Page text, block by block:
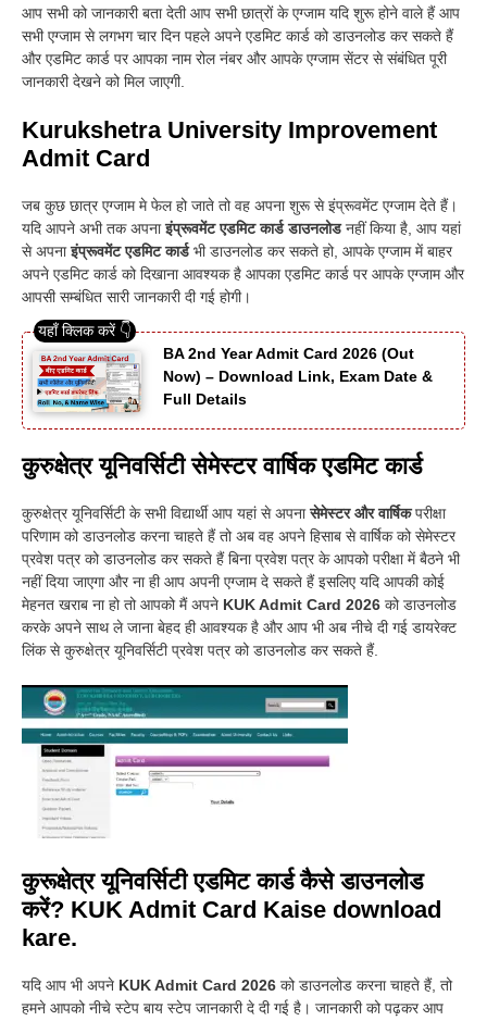
आप सभी को जानकारी बता देती आप सभी छात्रों के एग्जाम यदि शुरू होने वाले हैं आप
सभी एग्जाम से लगभग चार दिन पहले अपने एडमिट कार्ड को डाउनलोड कर सकते हैं
और एडमिट कार्ड पर आपका नाम रोल नंबर और आपके एग्जाम सेंटर से संबंधित पूरी
जानकारी देखने को मिल जाएगी.
Kurukshetra University Improvement
Admit Card
जब कुछ छात्र एग्जाम मे फेल हो जाते तो वह अपना शुरू से इंप्रूवमेंट एग्जाम देते हैं।
यदि आपने अभी तक अपनाइंप्रूवमेंट एडमिट कार्ड डाउनलोडनहीं किया है, आप यहां
से अपनाइंप्रूवमेंट एडमिट कार्डभी डाउनलोड कर सकते हो, आपके एग्जाम में बाहर
अपने एडमिट कार्ड को दिखाना आवश्यक है आपका एडमिट कार्ड पर आपके एग्जाम और
आपसी सम्बंधित सारी जानकारी दी गई होगी।
BA 2nd Year Admit Card 2026 (Out
Now) – Download Link, Exam Date &
Full Details
कुरुक्षेत्रयूनिवर्सिटी सेमेस्टर वार्षिक एडमिट कार्ड
कुरुक्षेत्र यूनिवर्सिटी के सभी विद्यार्थी आप यहां से अपनासेमेस्टर और वार्षिकपरीक्षा
परिणाम को डाउनलोड करना चाहते हैं तो अब वह अपने हिसाब से वार्षिक को सेमेस्टर
प्रवेश पत्र को डाउनलोड कर सकते हैं बिना प्रवेश पत्र के आपको परीक्षा में बैठने भी
नहीं दिया जाएगा और ना ही आप अपनी एग्जाम दे सकते हैं इसलिए यदि आपकी कोई
मेहनत खराब ना हो तो आपको मैं अपने KUK Admit Card 2026 को डाउनलोड
करके अपने साथ ले जाना बेहद ही आवश्यक है और आप भी अब नीचे दी गई डायरेक्ट
लिंक से कुरुक्षेत्र यूनिवर्सिटी प्रवेश पत्र को डाउनलोड कर सकते हैं.
कुरूक्षेत्र यूनिवर्सिटी एडमिट कार्ड कैसे डाउनलोड
करें? KUK Admit Card Kaise download
kare.
यदि आप भी अपने KUK Admit Card 2026 को डाउनलोड करना चाहते हैं, तो
हमने आपको नीचे स्टेप बाय स्टेप जानकारी दे दी गई है। जानकारी को पढ़कर आप